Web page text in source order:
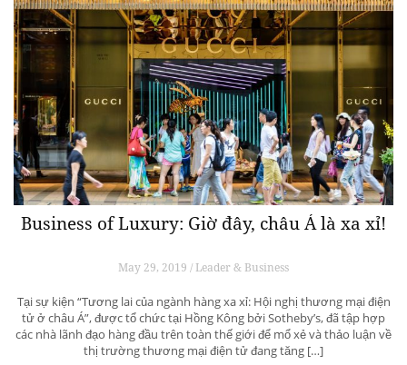
Business of Luxury: Giờ đây, châu Á là xa xỉ!
May 29, 2019 / Leader & Business
Tại sự kiện “Tương lai của ngành hàng xa xỉ: Hội nghị thương mại điện
tử ở châu Á”, được tổ chức tại Hồng Kông bởi Sotheby’s, đã tập hợp
các nhà lãnh đạo hàng đầu trên toàn thế giới để mổ xẻ và thảo luận về
thị trường thương mại điện tử đang tăng […]